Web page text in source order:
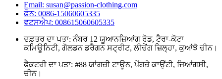
Email: susan@passion-clothing.com
ਫ਼ੋਨ: 0086-15060605335
ਵਟਸਐਪ: 008615060605335
ਦਫ਼ਤਰ ਦਾ ਪਤਾ: ਨੰਬਰ 12 ਯੂਆਨਜ਼ਿਆਂਗ ਰੋਡ, ਟੈਰਾ-ਕੋਟਾ
ਕਮਿਊਨਿਟੀ, ਗੋਲਡਨ ਡਰੈਗਨ ਸਟ੍ਰੀਟ, ਲੀਚੇਂਗ ਜ਼ਿਲ੍ਹਾ, ਕੁਆਂਝੋ ਚੀਨ।
ਫੈਕਟਰੀ ਦਾ ਪਤਾ: #88 ਯਾਂਗਜ਼ੀ ਟਾਊਨ, ਪੇਂਗਜ਼ੇ ਕਾਉਂਟੀ, ਜਿਆਂਗਸੀ,
ਚੀਨ।